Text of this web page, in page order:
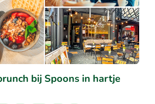
bij Spoons in hartje